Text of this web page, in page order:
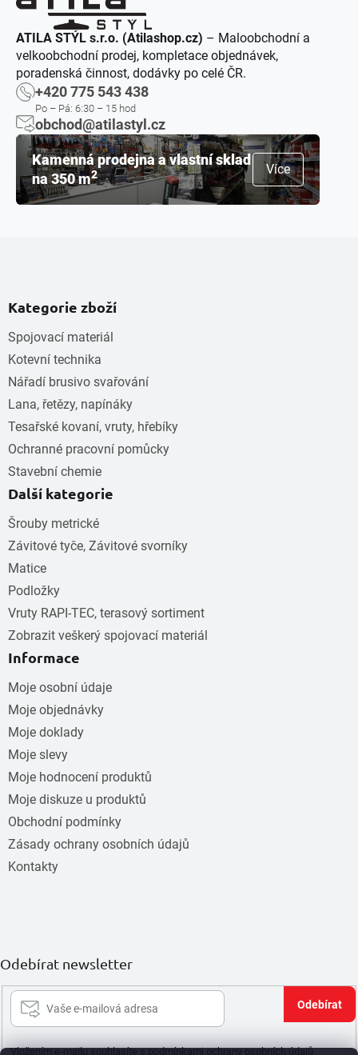
ATILA STÝL s.r.o. (Atilashop.cz) – Maloobchodní a
velkoobchodní prodej, kompletace objednávek,
poradenská činnost, dodávky po celé ČR.
+420 775 543 438
Po – Pá: 6:30 – 15 hod
obchod@atilastyl.cz
Kamenná prodejna a vlastní sklad
na 350 m2 Více
Kategorie zboží
Spojovací materiál
Kotevní technika
Nářadí brusivo svařování
Lana, řetězy, napínáky
Tesařské kovaní, vruty, hřebíky
Ochranné pracovní pomůcky
Stavební chemie
Další kategorie
Šrouby metrické
Závitové tyče, Závitové svorníky
Matice
Podložky
Vruty RAPI-TEC, terasový sortiment
Zobrazit veškerý spojovací materiál
Informace
Moje osobní údaje
Moje objednávky
Moje doklady
Moje slevy
Moje hodnocení produktů
Moje diskuze u produktů
Obchodní podmínky
Zásady ochrany osobních údajů
Kontakty
Odebírat newsletter
Vložením e-mailu souhlasíte spodmínkami ochrany osobních údajů
se